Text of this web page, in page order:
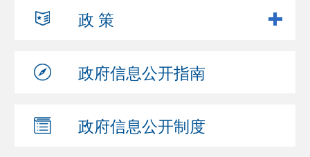
政 策
政府信息公开指南
政府信息公开制度